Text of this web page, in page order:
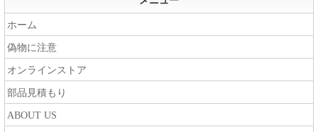
ホーム
偽物に注意
オンラインストア
部品見積もり
ABOUT US